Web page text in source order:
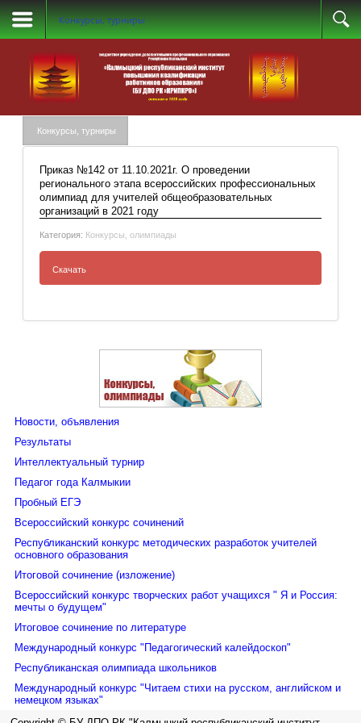
Конкурсы, турниры
Конкурсы, турниры
Приказ №142 от 11.10.2021г. О проведении
регионального этапа всероссийских профессиональных
олимпиад для учителей общеобразовательных
организаций в 2021 году
Категория: Конкурсы, олимпиады
Скачать
регионального этапа всероссийских
общеобразовательных организаций в 2021
Новости, объявления
Результаты
Интеллектуальный турнир
Педагог года Калмыкии
Пробный ЕГЭ
Всероссийский конкурс сочинений
Республиканский конкурс методических разработок учителей
основного образования
Итоговой сочинение (изложение)
Всероссийский конкурс творческих работ учащихся " Я и Россия:
мечты о будущем"
Итоговое сочинение по литературе
Международный конкурс "Педагогический калейдоскоп"
Республиканская олимпиада школьников
Международный конкурс "Читаем стихи на русском, английском и
немецком языках"